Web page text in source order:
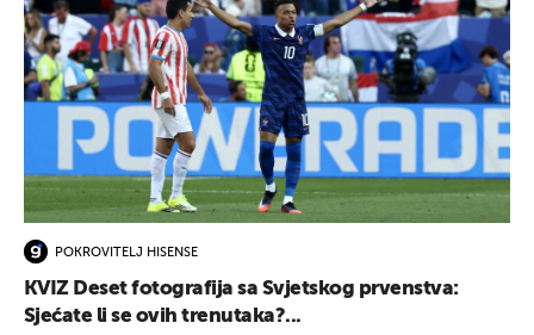
POKROVITELJ HISENSE
KVIZ Deset fotografija sa Svjetskog prvenstva:
Sjećate li se ovih trenutaka?...